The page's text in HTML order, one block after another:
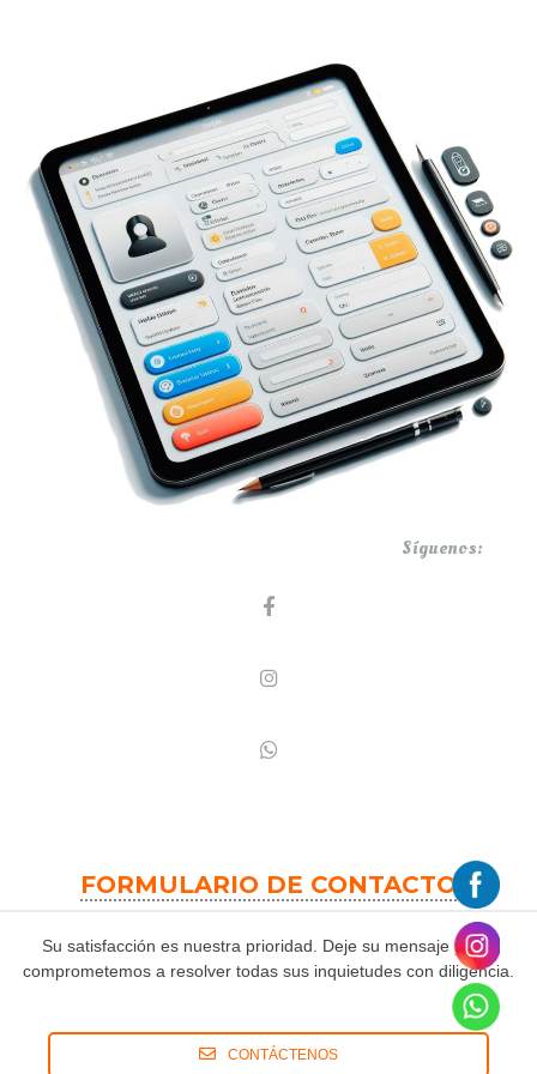
Síguenos:
FORMULARIO DE CONTACTO
Su satisfacción es nuestra prioridad. Deje su mensaje y nos
comprometemos a resolver todas sus inquietudes con diligencia.
CONTÁCTENOS